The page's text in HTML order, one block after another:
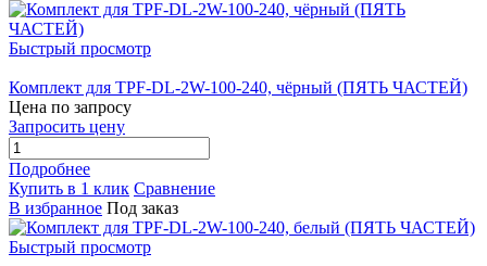
Быстрый просмотр
Комплект для TPF-DL-2W-100-240, чёрный (ПЯТЬ ЧАСТЕЙ)
Цена по запросу
Запросить цену
Подробнее
Купить в 1 клик Сравнение
В избранное Под заказ
Быстрый просмотр